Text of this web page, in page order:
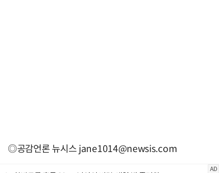
◎공감언론 뉴시스jane1014@newsis.com